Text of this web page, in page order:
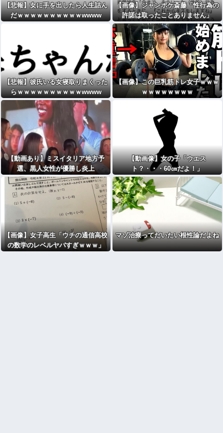
【悲報】女に手を出したら人生詰ん
だｗｗｗｗｗｗｗｗｗｗwwww
【画像】ジャンポケ斎藤「性行為の
許諾は取ったことありません」
【悲報】彼氏いる女寝取りまくった
らｗｗｗｗｗｗｗｗｗｗwwww
【画像】この巨乳筋トレ女子ｗｗｗ
ｗｗｗｗｗｗｗｗ
【動画あり】ミスイタリア地方予
選、黒人女性が優勝し炎上
【動画像】女の子「ウエス
ト？・・・60㎝だよ！」
【画像】女子高生「ウチの通信高校
の数学のレベルヤバすぎｗｗｗ」
マゾ治療ってだいたい根性論だよね